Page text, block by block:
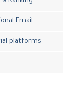
Email
platforms